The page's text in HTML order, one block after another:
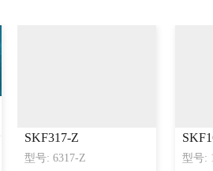
SKF317-Z
型号: 6317-Z
型号: